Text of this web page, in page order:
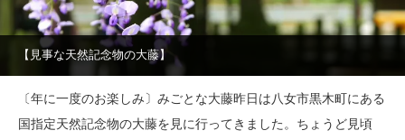
【見事な天然記念物の大藤】
〔年に一度のお楽しみ〕みごとな大藤昨日は八女市黒木町にある
国指定天然記念物の大藤を見に行ってきました。ちょうど見頃